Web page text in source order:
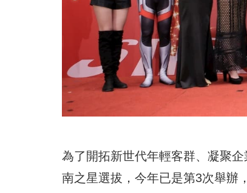
為了開拓新世代年輕客群、凝聚
南之星選拔，今年已是第3次舉辦